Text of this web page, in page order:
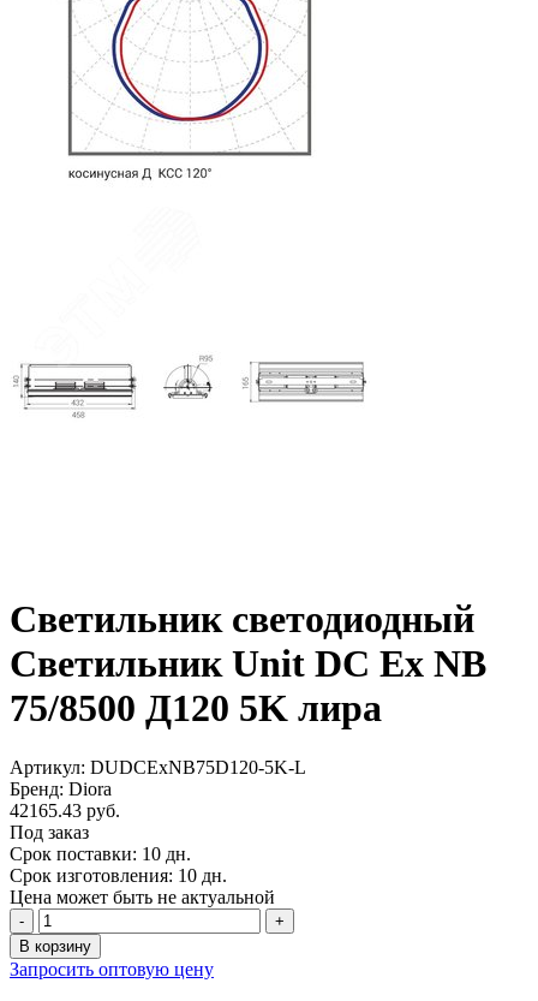
Светильник светодиодный
Светильник Unit DC Ex NB
75/8500 Д120 5K лира
Артикул: DUDCExNB75D120-5K-L
Бренд: Diora
42165.43 руб.
Под заказ
Срок поставки: 10 дн.
Срок изготовления: 10 дн.
Цена может быть не актуальной
-
+
В корзину
Запросить оптовую цену